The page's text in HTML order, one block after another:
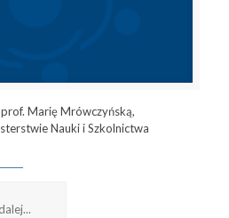
Marię Mrówczyńską,
Nauki i Szkolnictwa